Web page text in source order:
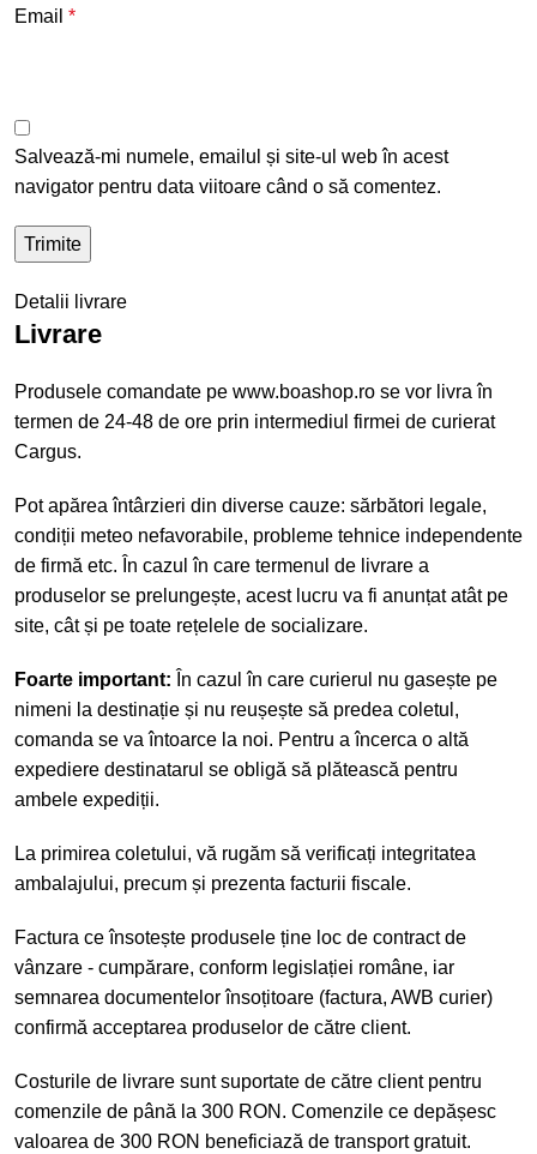
Email *
Salvează-mi numele, emailul și site-ul web în acest
navigator pentru data viitoare când o să comentez.
Detalii livrare
Livrare
Produsele comandate pe www.boashop.ro se vor livra în
termen de 24-48 de ore prin intermediul firmei de curierat
Cargus.
Pot apărea întârzieri din diverse cauze: sărbători legale,
condiții meteo nefavorabile, probleme tehnice independente
de firmă etc. În cazul în care termenul de livrare a
produselor se prelungește, acest lucru va fi anunțat atât pe
site, cât și pe toate rețelele de socializare.
Foarte important: În cazul în care curierul nu gasește pe
nimeni la destinație și nu reușește să predea coletul,
comanda se va întoarce la noi. Pentru a încerca o altă
expediere destinatarul se obligă să plătească pentru
ambele expediții.
La primirea coletului, vă rugăm să verificați integritatea
ambalajului, precum și prezenta facturii fiscale.
Factura ce însotește produsele ține loc de contract de
vânzare - cumpărare, conform legislației române, iar
semnarea documentelor însoțitoare (factura, AWB curier)
confirmă acceptarea produselor de către client.
Costurile de livrare sunt suportate de către client pentru
comenzile de până la 300 RON. Comenzile ce depășesc
valoarea de 300 RON beneficiază de transport gratuit.